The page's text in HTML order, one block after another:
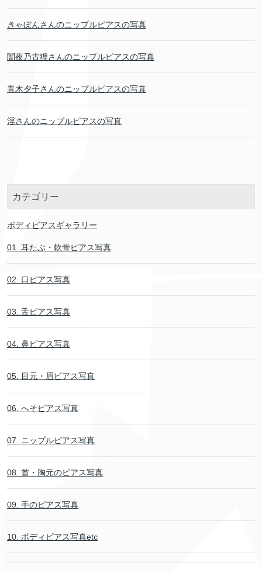
きゃぼんさんのニップルピアスの写真
闇夜乃古狸さんのニップルピアスの写真
青木夕子さんのニップルピアスの写真
淫さんのニップルピアスの写真
カテゴリー
ボディピアスギャラリー
01. 耳たぶ・軟骨ピアス写真
02. 口ピアス写真
03. 舌ピアス写真
04. 鼻ピアス写真
05. 目元・眉ピアス写真
06. へそピアス写真
07. ニップルピアス写真
08. 首・胸元のピアス写真
09. 手のピアス写真
10. ボディピアス写真etc